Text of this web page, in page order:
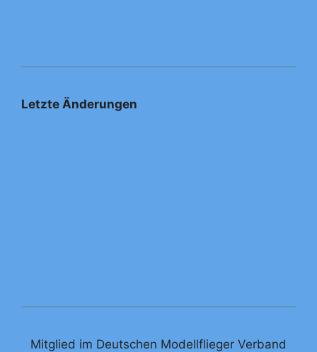
Letzte Änderungen
Mitglied im Deutschen Modellflieger Verband